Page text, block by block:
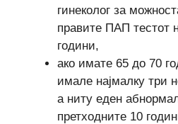
гинеколог за
правите ПАП тестот
години,
ако имате 65 до 70
имале најмалку три
а ниту еден
претходните 10